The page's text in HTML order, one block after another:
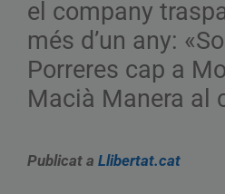
el company
més d’un any:
Porreres cap a
Macià Manera al
Publicat a Llibertat.cat